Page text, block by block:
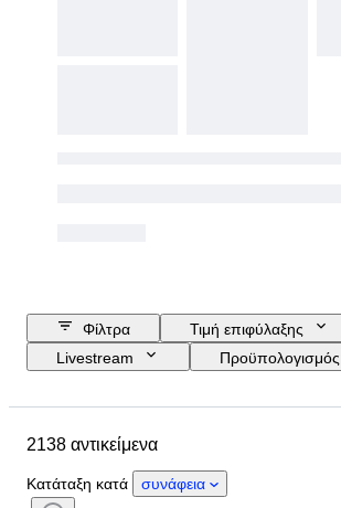
Φίλτρα
Τιμή επιφύλαξης
Livestream
Προϋπολογισμός
Υλικό
Πιστοποίηση
Υπογραφή
Νόμισμα
2138 αντικείμενα
Κατάταξη κατά συνάφεια